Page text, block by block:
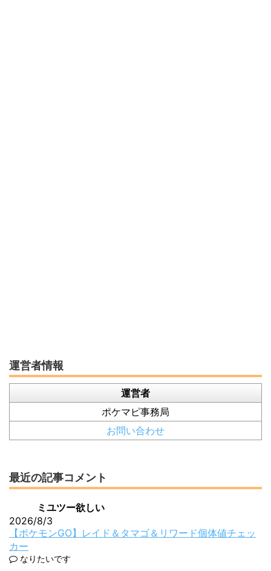
運営者情報
運営者
ポケマピ事務局
お問い合わせ
最近の記事コメント
ミユツー欲しい
2026/8/3
【ポケモンGO】レイド＆タマゴ＆リワード個体値チェッ
カー
なりたいです